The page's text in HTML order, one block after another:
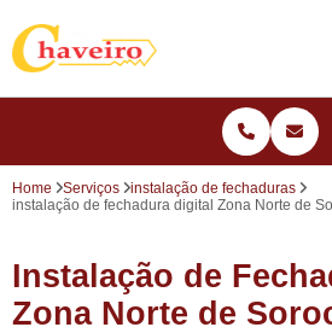
Home Serviços
instalação de fechaduras
instalação de fechadura digital Zona Norte de
Instalação de
Zona Norte de